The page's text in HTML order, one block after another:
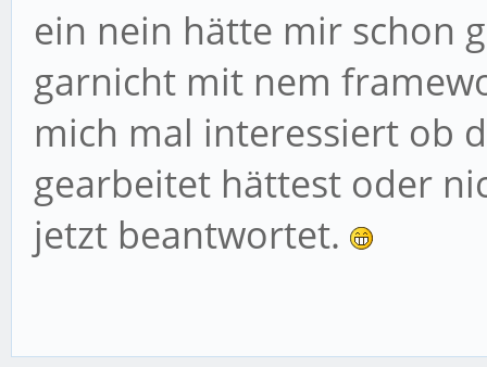
ein nein hätte mir schon
garnicht mit nem
mich mal interessiert ob
gearbeitet hättest oder
jetzt beantwortet.